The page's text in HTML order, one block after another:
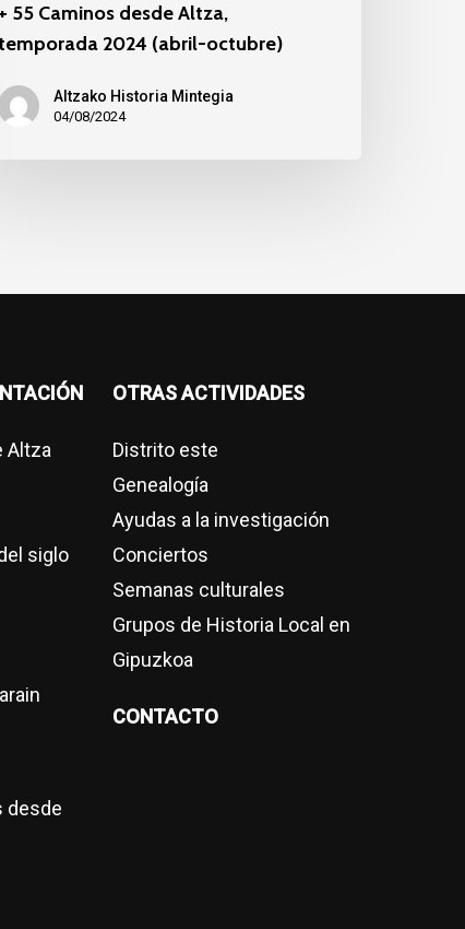
+ 55 Caminos desde Altza,
2024 (abril-octubre)
Altzako Historia Mintegia
04/08/2024
Altza
siglo
desde
OTRAS ACTIVIDADES
Distrito este
Genealogía
Ayudas a la investigación
Conciertos
Semanas culturales
Grupos de Historia Local en
Gipuzkoa
CONTACTO